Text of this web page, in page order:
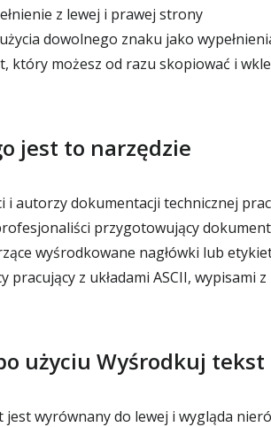
z lewej i prawej strony
dowolnego znaku jako
który możesz od razu skopiować i
jest to narzędzie
i autorzy dokumentacji technicznej
przygotowujący
wyśrodkowane nagłówki lub
pracujący z układami ASCII, wypisami
użyciu Wyśrodkuj tekst
jest wyrównany do lewej i wygląda